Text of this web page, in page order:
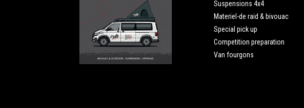
Suspensions 4x4
Materiel-de raid & bivouac
Special pick up
Competition preparation
Van fourgons